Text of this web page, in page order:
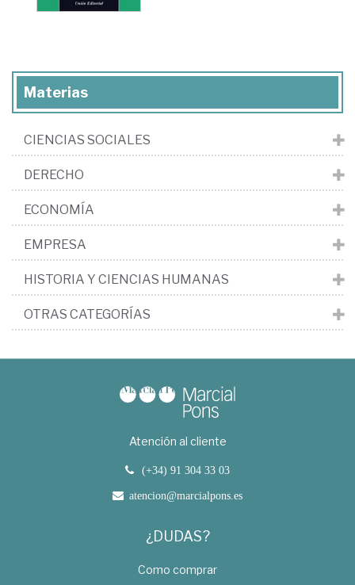
Materias
CIENCIAS SOCIALES
DERECHO
ECONOMÍA
EMPRESA
HISTORIA Y CIENCIAS HUMANAS
OTRAS CATEGORÍAS
Atención al cliente
(+34) 91 304 33 03
atencion@marcialpons.es
¿DUDAS?
Como comprar